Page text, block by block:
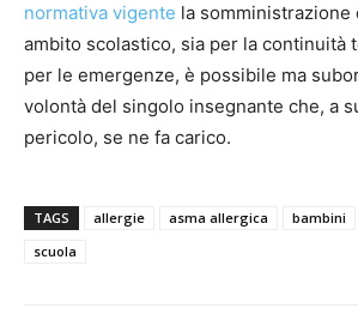
normativa vigente la somministrazione
ambito scolastico, sia per la continuità
per le emergenze, è possibile ma
volontà del singolo insegnante che, a
pericolo, se ne fa carico.
TAGS allergie asma allergica bambini
scuola